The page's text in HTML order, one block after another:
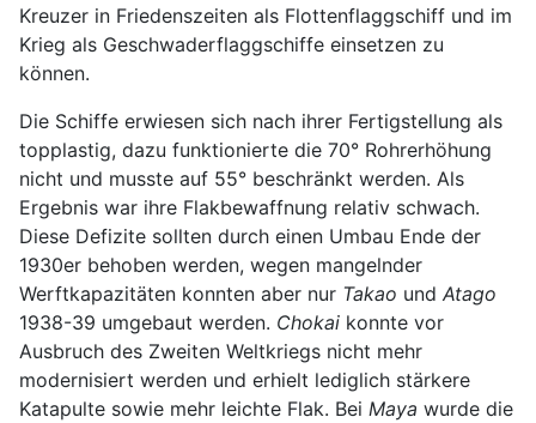
Kreuzer in Friedenszeiten als Flottenflaggschiff und im
Krieg als Geschwaderflaggschiffe einsetzen zu
können.
Die Schiffe erwiesen sich nach ihrer Fertigstellung als
topplastig, dazu funktionierte die 70° Rohrerhöhung
nicht und musste auf 55° beschränkt werden. Als
Ergebnis war ihre Flakbewaffnung relativ schwach.
Diese Defizite sollten durch einen Umbau Ende der
1930er behoben werden, wegen mangelnder
Werftkapazitäten konnten aber nur Takao und Atago
1938-39 umgebaut werden. Chokai konnte vor
Ausbruch des Zweiten Weltkriegs nicht mehr
modernisiert werden und erhielt lediglich stärkere
Katapulte sowie mehr leichte Flak. Bei Maya wurde die